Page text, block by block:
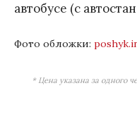
автобусе (с
Фото обложки:
* Цена указана за одного